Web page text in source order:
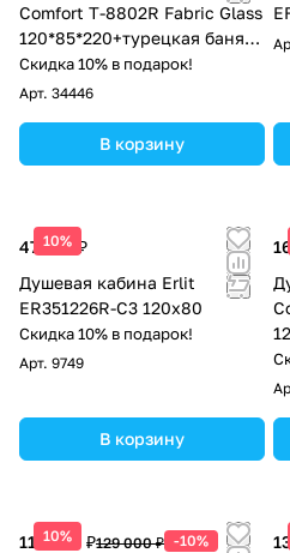
Comfort T-8802R Fabric Glass
120*85*220+турецкая баня
хамам+стульчик прозрачный
Скидка 10% в подарок!
Арт. 34446
В корзину
10%
47 769 ₽
Душевая кабина Erlit
ER351226R-C3 120x80
Скидка 10% в подарок!
Арт. 9749
В корзину
10%
116 100 ₽129 000 ₽ -10%